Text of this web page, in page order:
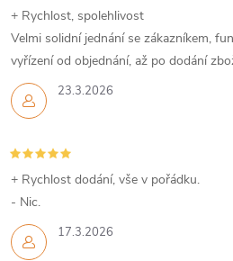
23.3.2026
+ Rychlost, spolehlivost
Velmi solidní jednání se zákazníkem,
vyřízení od objednání, až po dodání
17.3.2026
+ Rychlost dodání, vše v pořádku.
- Nic.